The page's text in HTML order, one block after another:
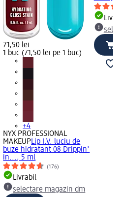
71,50 lei
1 buc (71,50 lei pe 1 buc)
+4
NYX PROFESSIONAL
MAKEUPLip I.V. luciu de
buze hidratant 08 Drippin'
in..., 5 ml
(176)
Livrabil
selectare magazin dm